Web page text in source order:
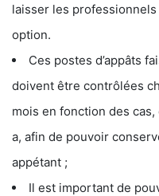
laisser les
option.
Ces postes d’appâts
doivent être contrôlées
mois en fonction des
a, afin de pouvoir
appétant ;
Il est important de